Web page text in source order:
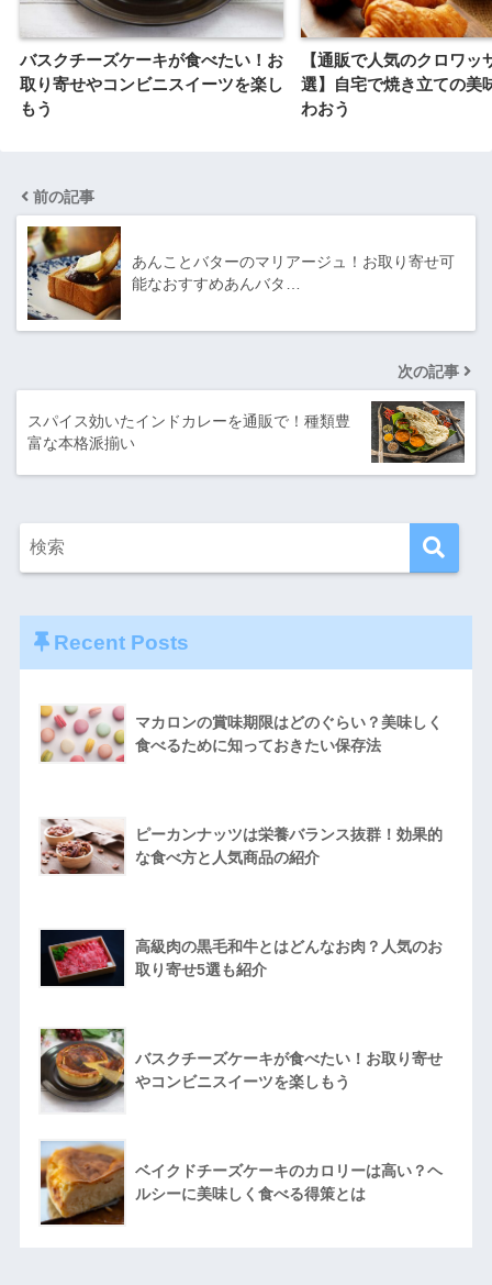
バスクチーズケーキが食べたい！お
取り寄せやコンビニスイーツを楽し
もう
【通販で人気のクロワッ
選】自宅で焼き立ての美
わおう
前の記事
あんことバターのマリアージュ！お取り寄せ可
能なおすすめあんバタ…
次の記事
スパイス効いたインドカレーを通販で！種類豊
富な本格派揃い
Recent Posts
マカロンの賞味期限はどのぐらい？美味しく
食べるために知っておきたい保存法
ピーカンナッツは栄養バランス抜群！効果的
な食べ方と人気商品の紹介
高級肉の黒毛和牛とはどんなお肉？人気のお
取り寄せ5選も紹介
バスクチーズケーキが食べたい！お取り寄せ
やコンビニスイーツを楽しもう
ベイクドチーズケーキのカロリーは高い？ヘ
ルシーに美味しく食べる得策とは